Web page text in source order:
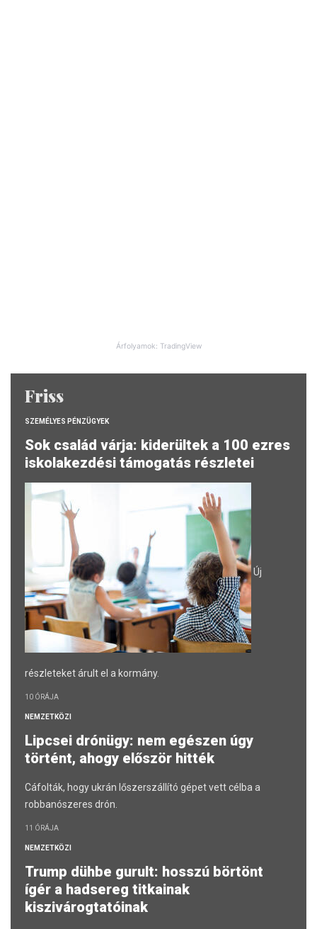
Árfolyamok: TradingView
Friss
SZEMÉLYES PÉNZÜGYEK
Sok család várja: kiderültek a 100 ezres
iskolakezdési támogatás részletei
Új
részleteket árult el a kormány.
10 ÓRÁJA
NEMZETKÖZI
Lipcsei drónügy: nem egészen úgy
történt, ahogy először hitték
Cáfolták, hogy ukrán lőszerszállító gépet vett célba a
robbanószeres drón.
11 ÓRÁJA
NEMZETKÖZI
Trump dühbe gurult: hosszú börtönt
ígér a hadsereg titkainak
kiszivárogtatóinak